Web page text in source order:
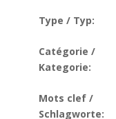
Type / Typ:
Catégorie /
Kategorie:
Mots clef /
Schlagworte: